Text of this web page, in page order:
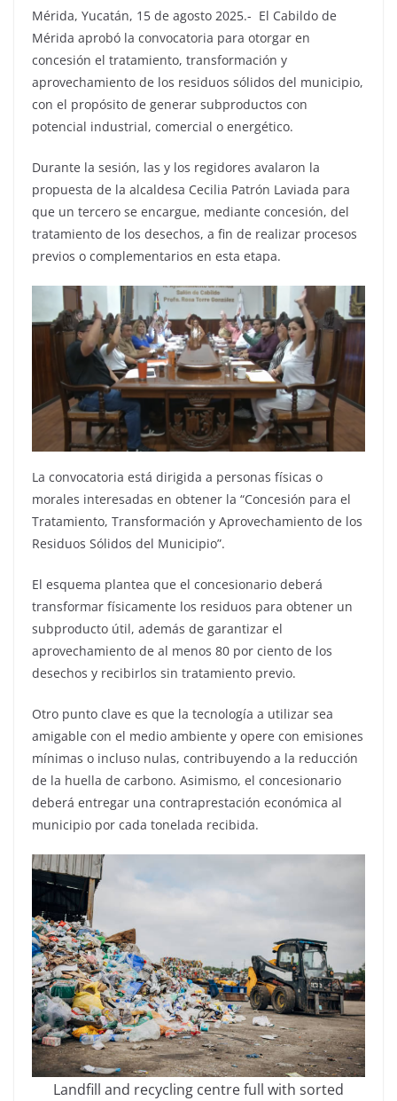
Mérida, Yucatán, 15 de agosto 2025.- El Cabildo de
Mérida aprobó la convocatoria para otorgar en
concesión el tratamiento, transformación y
aprovechamiento de los residuos sólidos del municipio,
con el propósito de generar subproductos con
potencial industrial, comercial o energético.
Durante la sesión, las y los regidores avalaron la
propuesta de la alcaldesa Cecilia Patrón Laviada para
que un tercero se encargue, mediante concesión, del
tratamiento de los desechos, a fin de realizar procesos
previos o complementarios en esta etapa.
La convocatoria está dirigida a personas físicas o
morales interesadas en obtener la “Concesión para el
Tratamiento, Transformación y Aprovechamiento de los
Residuos Sólidos del Municipio”.
El esquema plantea que el concesionario deberá
transformar físicamente los residuos para obtener un
subproducto útil, además de garantizar el
aprovechamiento de al menos 80 por ciento de los
desechos y recibirlos sin tratamiento previo.
Otro punto clave es que la tecnología a utilizar sea
amigable con el medio ambiente y opere con emisiones
mínimas o incluso nulas, contribuyendo a la reducción
de la huella de carbono. Asimismo, el concesionario
deberá entregar una contraprestación económica al
municipio por cada tonelada recibida.
Landfill and recycling centre full with sorted